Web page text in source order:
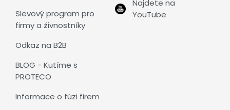
Slevový program pro
firmy a živnostníky
Odkaz na B2B
BLOG - Kutíme s
PROTECO
Informace o fúzi firem
Najdete na
YouTube